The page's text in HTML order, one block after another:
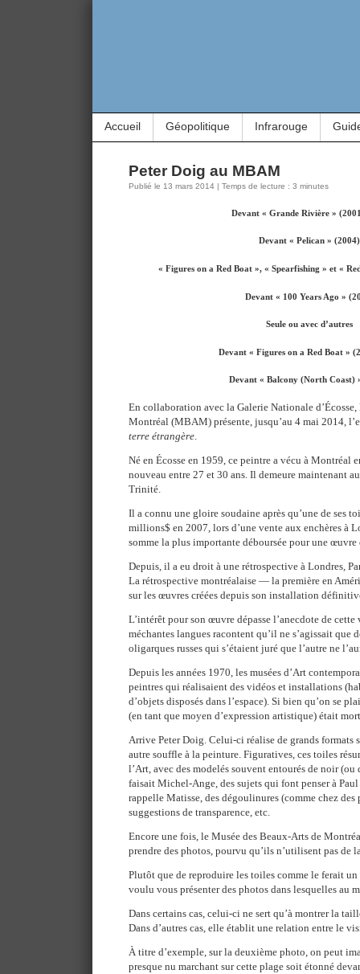
Accueil Géopolitique Infrarouge
Peter Doig au MBAM
Publié le 13 mars 2014 | Temps de lecture : 3 minutes
Devant « Grande Rivière »
Devant « Pelican » (2004)
« Figures on a Red Boat », « Spearfishing » et «
Devant « 100 Years Ago »
Seule ou avec d’autres
Devant « Figures on a Red Boat »
Devant « Balcony (North Coast)
En collaboration avec la Galerie Nationale
Montréal (MBAM) présente, jusqu’au 4 mai 2014,
terre étrangère.
Né en Écosse en 1959, ce peintre a vécu à Montréal
nouveau entre 27 et 30 ans. Il demeure maintenant
Trinité.
Il a connu une gloire soudaine après qu’une de ses
millions$ en 2007, lors d’une vente aux enchères à
somme la plus importante déboursée pour une
Depuis, il a eu droit à une rétrospective à Londres,
La rétrospective montréalaise — la première en
sur les œuvres créées depuis son installation
L’intérêt pour son œuvre dépasse l’anecdote de cette
méchantes langues racontent qu’il ne s’agissait que
oligarques russes qui s’étaient juré que l’autre ne
Depuis les années 1970, les musées d’Art
peintres qui réalisaient des vidéos et installations
d’objets disposés dans l’espace). Si bien qu’on se
(en tant que moyen d’expression artistique) était
Arrive Peter Doig. Celui-ci réalise de grands formats
autre souffle à la peinture. Figuratives, ces toiles
l’Art, avec des modelés souvent entourés de noir (ou
faisait Michel-Ange, des sujets qui font penser à
rappelle Matisse, des dégoulinures (comme chez des
suggestions de transparence, etc.
Encore une fois, le Musée des Beaux-Arts de
prendre des photos, pourvu qu’ils n’utilisent pas de
Plutôt que de reproduire les toiles comme le ferait
voulu vous présenter des photos dans lesquelles au
Dans certains cas, celui-ci ne sert qu’à montrer la
Dans d’autres cas, elle établit une relation entre le
À titre d’exemple, sur la deuxième photo, on peut
presque nu marchant sur cette plage soit étonné